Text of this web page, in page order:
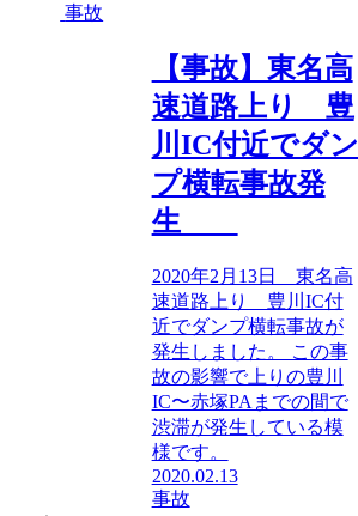
事故
【事故】東名高
速道路上り 豊
川IC付近でダン
プ横転事故発
生
2020年2月13日 東名高
速道路上り 豊川IC付
近でダンプ横転事故が
発生しました。 この事
故の影響で上りの豊川
IC〜赤塚PAまでの間で
渋滞が発生している模
様です。
2020.02.13
事故